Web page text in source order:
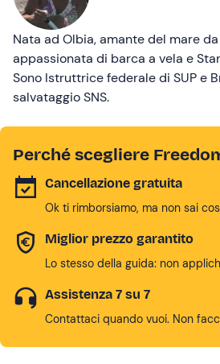
Nata ad Olbia, amante del mare
appassionata di barca a vela e
Sono Istruttrice federale di SUP e
salvataggio SNS.
Perché scegliere
Cancellazione gratuita
Ok ti rimborsiamo, ma non sai
Miglior prezzo garantito
Lo stesso della guida: non
Assistenza 7 su 7
Contattaci quando vuoi. Non